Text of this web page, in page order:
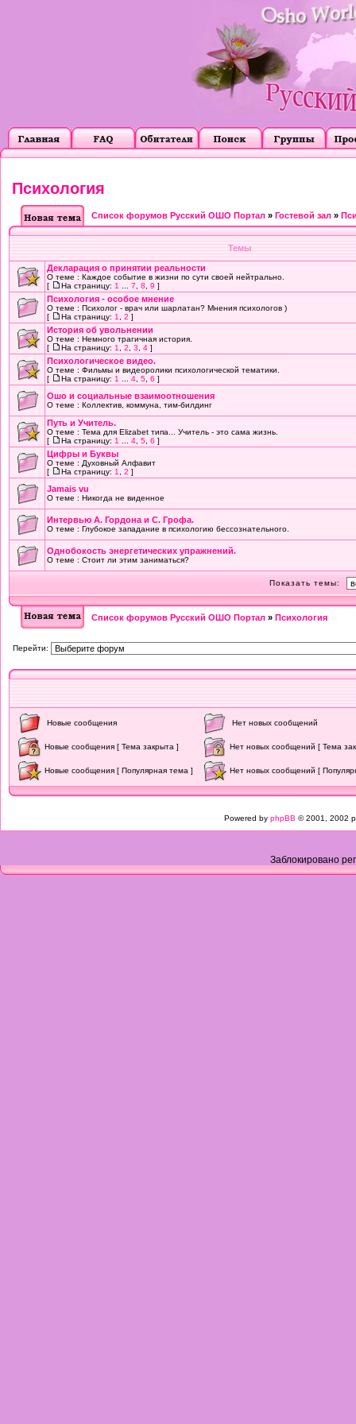
Психология
Список форумов Русский ОШО Портал » Гостевой зал »
Темы
Декларация о принятии реальности
О теме : Каждое событие в жизни по сути своей нейтрально.
[
На страницу: 1 7 8 9 ]
Психология - особое мнение
О теме : Психолог - врач или шарлатан? Мнения психологов )
[
На страницу: 1 2 ]
История об увольнении
О теме : Немного трагичная история.
[
На страницу: 1 2 3 4 ]
Психологическое видео.
О теме : Фильмы и видеоролики психологической тематики.
[
На страницу: 1 4 5 6 ]
Ошо и социальные взаимоотношения
О теме : Коллектив, коммуна, тим-билдинг
Путь и Учитель.
О теме : Тема для Elizabet типа... Учитель - это сама жизнь.
[
На страницу: 1 4 5 6 ]
Цифры и Буквы
О теме : Духовный Алфавит
[
На страницу: 1 2 ]
Jamais vu
О теме : Никогда не виденное
Интервью А. Гордона и С. Грофа.
О теме : Глубокое западание в психологию бессознательного.
Однобокость энергетических упражнений.
О теме : Стоит ли этим заниматься?
Показать темы:
Список форумов Русский ОШО Портал » Психология
Перейти:
Новые сообщения Нет новых сообщений
Новые сообщения [ Тема закрыта ] Нет новых сообщений [ Тема
Новые сообщения [ Популярная тема ] Нет новых сообщений [
Powered by phpBB © 2001, 2002
Заблокировано